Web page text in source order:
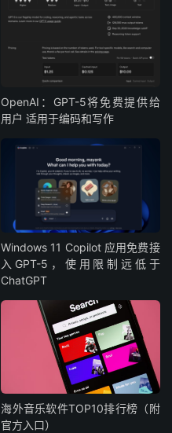
OpenAI：GPT-5将免费提供给
用户 适用于编码和写作
Windows 11 Copilot 应用免费接
入GPT-5，使用限制远低于
ChatGPT
海外音乐软件TOP10排行榜（附
官方入口）